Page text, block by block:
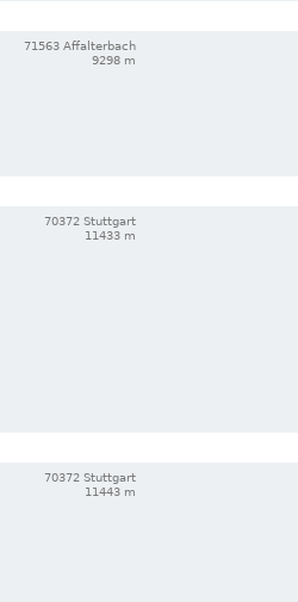
71563 Affalterbach
9298 m
70372 Stuttgart
11433 m
70372 Stuttgart
11443 m